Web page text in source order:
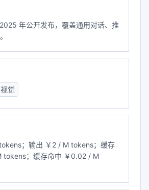
年公开发布，覆盖通用对话、推
视觉
；输出 ￥2 / M tokens；缓存
tokens；缓存命中 ￥0.02 / M